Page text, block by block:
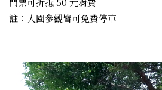
註：入園參觀皆可免費停車